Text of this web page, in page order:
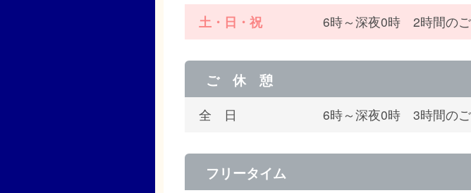
土・日・祝
6時～深夜0時 2時間の
ご 休 憩
全 日 6時～深夜0時 3時間の
フリータイム